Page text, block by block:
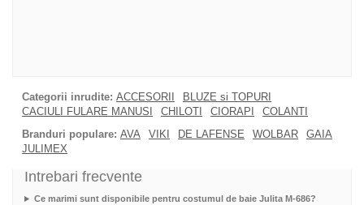
Categorii inrudite: ACCESORII
BLUZE si TOPURI
CACIULI FULARE MANUSI
CHILOTI CIORAPI
COLANTI
Branduri populare: AVA VIKI DE LAFENSE WOLBAR
GAIA
JULIMEX
Intrebari frecvente
Ce marimi sunt disponibile pentru costumul de baie Julita M-686?